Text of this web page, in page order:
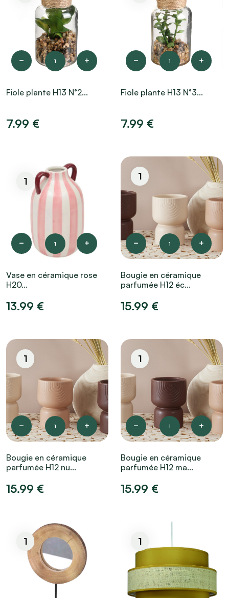
1
Fiole plante H13 N°2...
7.99 €
1
Fiole plante H13 N°3...
7.99 €
1
1
Vase en céramique rose
H20...
13.99 €
1
1
Bougie en céramique
parfumée H12 éc...
15.99 €
1
1
Bougie en céramique
parfumée H12 nu...
15.99 €
1
1
Bougie en céramique
parfumée H12 ma...
15.99 €
1 1